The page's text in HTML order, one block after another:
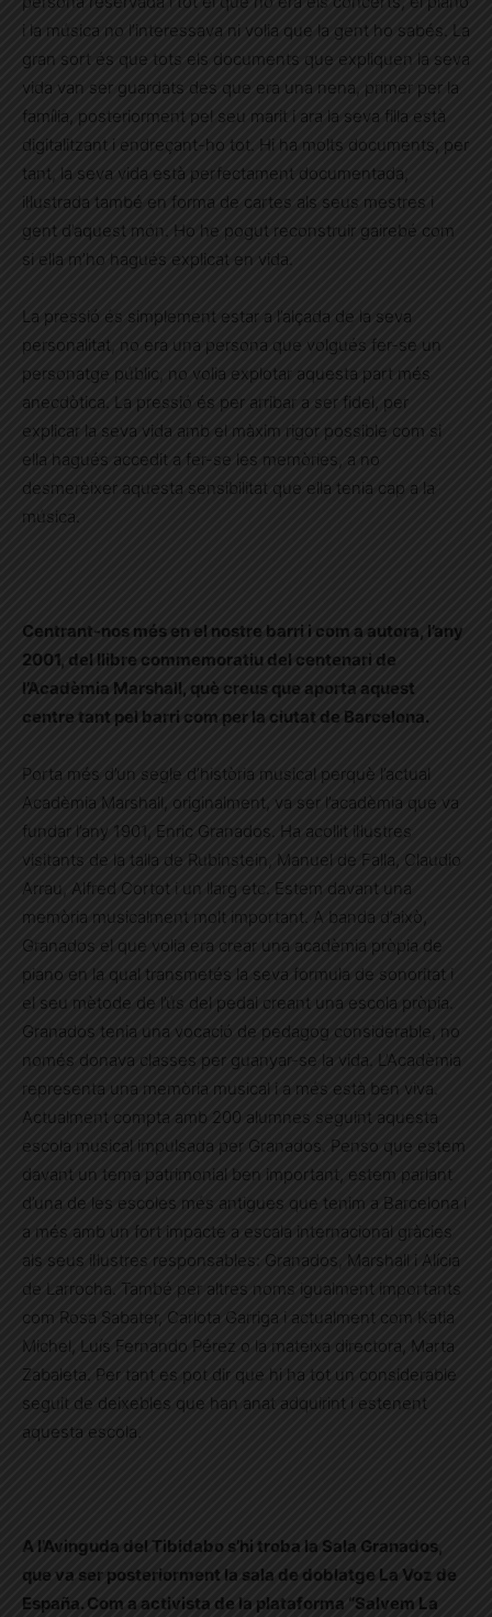
i la música no l’interessava ni volia que la gent ho sabés. La
gran sort és que tots els documents que expliquen la seva
vida van ser guardats des que era una nena, primer per la
família, posteriorment pel seu marit i ara la seva filla està
digitalitzant i endreçant-ho tot. Hi ha molts documents, per
tant, la seva vida està perfectament documentada,
il·lustrada també en forma de cartes als seus mestres i
gent d’aquest món. Ho he pogut reconstruir gairebé com
si ella m’ho hagués explicat en vida.
La pressió és simplement estar a l’alçada de la seva
personalitat, no era una persona que volgués fer-se un
personatge públic, no volia explotar aquesta part més
anecdòtica. La pressió és per arribar a ser fidel, per
explicar la seva vida amb el màxim rigor possible com si
ella hagués accedit a fer-se les memòries, a no
desmerèixer aquesta sensibilitat que ella tenia cap a la
música.
Centrant-nos més en el nostre barri i com a autora, l’any
2001, del llibre commemoratiu del centenari de
l’Acadèmia Marshall, què creus que aporta aquest
centre tant pel barri com per la ciutat de Barcelona.
Porta més d’un segle d’història musical perquè l’actual
Acadèmia Marshall, originalment, va ser l’acadèmia que va
fundar l’any 1901, Enric Granados. Ha acollit il·lustres
visitants de la talla de Rubinstein, Manuel de Falla, Claudio
Arrau, Alfred Cortot i un llarg etc. Estem davant una
memòria musicalment molt important. A banda d’això,
Granados el que volia era crear una acadèmia pròpia de
piano en la qual transmetés la seva formula de sonoritat i
el seu mètode de l’ús del pedal creant una escola pròpia.
Granados tenia una vocació de pedagog considerable, no
només donava classes per guanyar-se la vida. L’Acadèmia
representa una memòria musical i a més està ben viva.
Actualment compta amb 200 alumnes seguint aquesta
escola musical impulsada per Granados. Penso que estem
davant un tema patrimonial ben important, estem parlant
d’una de les escoles més antigues que tenim a Barcelona i
a més amb un fort impacte a escala internacional gràcies
als seus il·lustres responsables: Granados, Marshall i Alícia
de Larrocha. També per altres noms igualment importants
com Rosa Sabater, Carlota Garriga i actualment com Katia
Michel, Luís Fernando Pérez o la mateixa directora, Marta
Zabaleta. Per tant es pot dir que hi ha tot un considerable
seguit de deixebles que han anat adquirint i estenent
aquesta escola.
A l’Avinguda del Tibidabo s’hi troba la Sala Granados,
que va ser posteriorment la sala de doblatge La Voz de
España. Com a activista de la plataforma “Salvem La